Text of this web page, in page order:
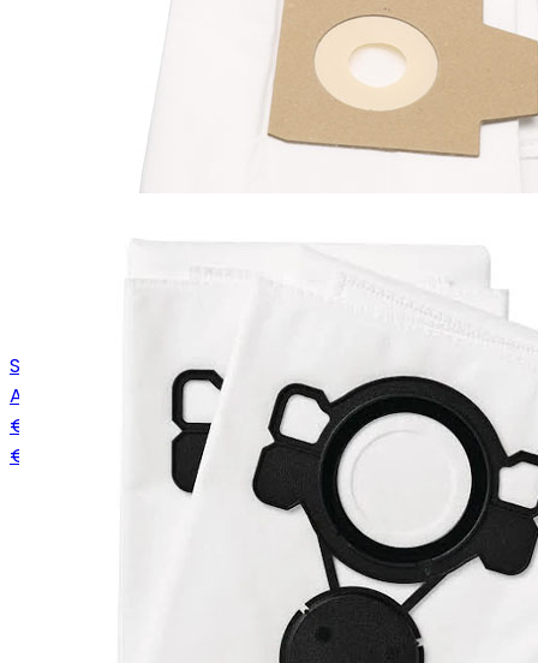
Stofzak Nilfisk UZ934 high filtration, 5 stuks
Art.
€ 11,52
€ 8,95